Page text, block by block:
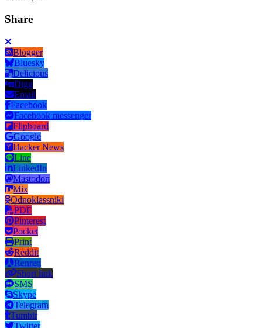
Share
Blogger
Bluesky
Delicious
Digg
Email
Facebook
Facebook messenger
Flipboard
Google
Hacker News
Line
LinkedIn
Mastodon
Mix
Odnoklassniki
PDF
Pinterest
Pocket
Print
Reddit
Renren
Short link
SMS
Skype
Telegram
Tumblr
Twitter